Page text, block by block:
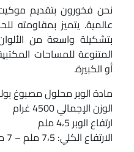
نحن فخورون بتقديم
عالمية. يتميز بمقاومته
بتشكيلة واسعة من
المتنوعة للمساحات
أو الكبيرة.
مادة الوبر محلول مصبوغ
الوزن الإجمالي 4500 غرام
ارتفاع الوبر 4،5 ملم
الارتفاع الكلي: 7،5 ملم – 7 ملم